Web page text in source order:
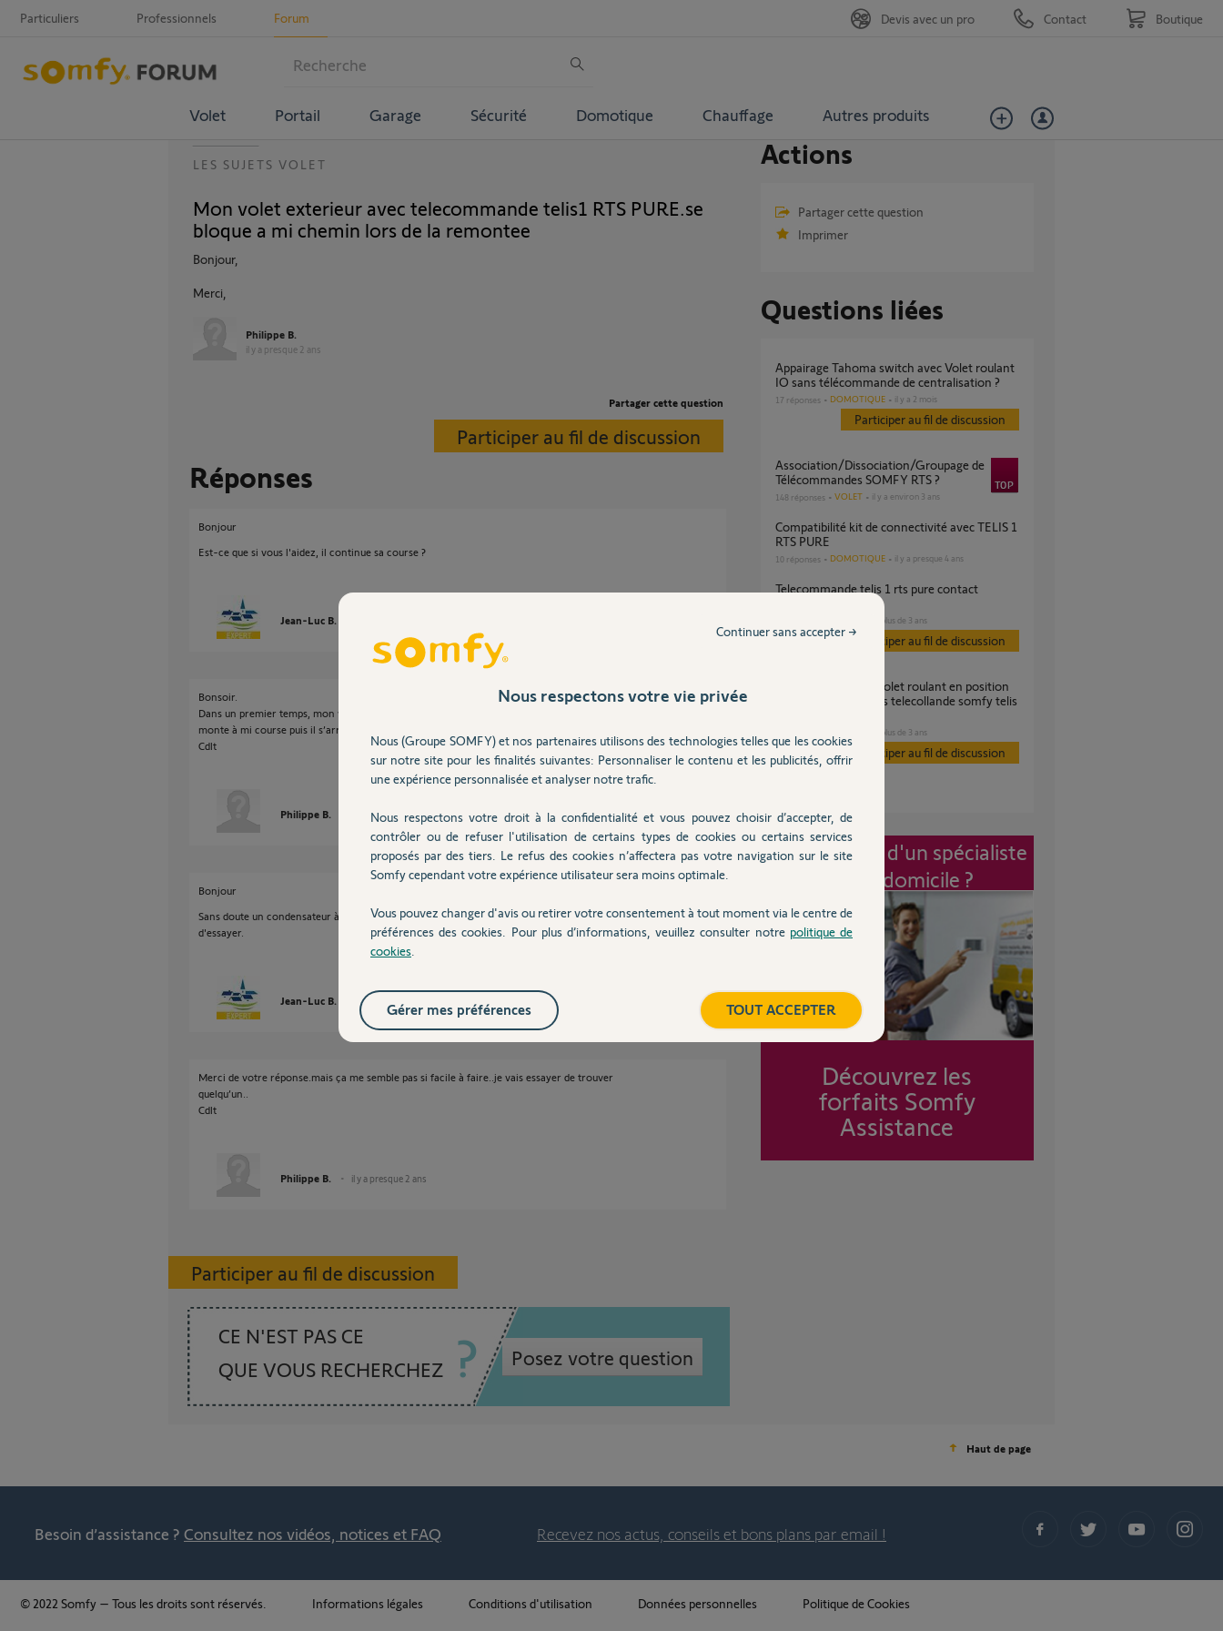
Particuliers Professionnels Forum
Volet Portail Garage Sécurité Domotique Chauffage Autres produits
Devis avec un pro Contact Boutique
LES SUJETS VOLET
Mon volet exterieur avec telecommande telis1 RTS PURE.se
bloque a mi chemin lors de la remontee
Bonjour,
Merci,
Philippe B.
il y a presque 2 ans
Partager cette question
Participer au fil de discussion
Réponses
Bonjour
Est-ce que si vous l'aidez, il continue sa course ?
Jean-Luc B.
Bonsoir.
Dans un premier temps, mon volet monte environ 30cm si pdt cette montée, je l’aide il
monte à mi course puis il s’arrêté et ne monte plus....malgré les 2 / 8/ 2 sec .
Cdlt
Philippe B. il y a presque 2 ans
Bonjour
Sans doute un condensateur à remplacer. Vu le prix du condensateur, ça vaut le coût
d'essayer.
Jean-Luc B. il y a presque 2 ans
Merci de votre réponse.mais ça me semble pas si facile à faire..je vais essayer de trouver
quelqu’un..
Cdlt
Philippe B. il y a presque 2 ans
Participer au fil de discussion
CE N'EST PAS CE
QUE VOUS RECHERCHEZ
Posez votre question
Actions
Partager cette question
Imprimer
Questions liées
Appairage Tahoma switch avec Volet roulant
IO sans télécommande de centralisation ?
17 réponses DOMOTIQUE il y a 2 mois
Participer au fil de discussion
Association/Dissociation/Groupage de
Télécommandes SOMFY RTS ?
148 réponses VOLET il y a environ 3 ans
Compatibilité kit de connectivité avec TELIS 1
RTS PURE
10 réponses DOMOTIQUE il y a presque 4 ans
telecommande telis 1 rts pure contact
il y a plus de 3 ans
Participer au fil de discussion
haute ne s'arrete pas telecollande somfy telis
il y a plus de 3 ans
Participer au fil de discussion
Intervention d'un spécialiste
à mon domicile ?
Découvrez les
forfaits Somfy
Assistance
Haut de page
Besoin d’assistance ? Consultez nos vidéos, notices et FAQ Recevez nos actus, conseils et bons plans par email !
© 2022 Somfy – Tous les droits sont réservés. Informations légales Conditions d'utilisation Données personnelles Politique de Cookies
Nous respectons votre vie privée
Nous (Groupe SOMFY) et nos partenaires utilisons des technologies telles que les cookies
sur notre site pour les finalités suivantes: Personnaliser le contenu et les publicités, offrir
une expérience personnalisée et analyser notre trafic.
Nous respectons votre droit à la confidentialité et vous pouvez choisir d’accepter, de
contrôler ou de refuser l'utilisation de certains types de cookies ou certains services
proposés par des tiers. Le refus des cookies n’affectera pas votre navigation sur le site
Somfy cependant votre expérience utilisateur sera moins optimale.
Vous pouvez changer d'avis ou retirer votre consentement à tout moment via le centre de
préférences des cookies. Pour plus d’informations, veuillez consulter notre politique de
cookies
Continuer sans accepter →
TOUT ACCEPTER
Gérer mes préférences